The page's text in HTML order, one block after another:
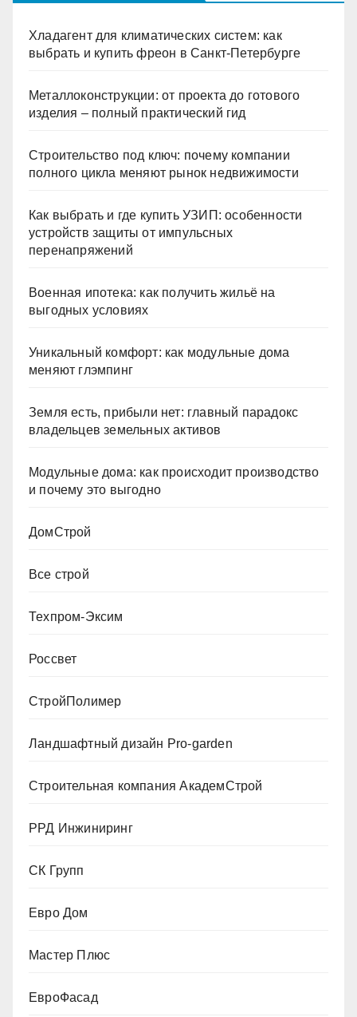
Хладагент для климатических систем: как
выбрать и купить фреон в Санкт-Петербурге
Металлоконструкции: от проекта до готового
изделия – полный практический гид
Строительство под ключ: почему компании
полного цикла меняют рынок недвижимости
Как выбрать и где купить УЗИП: особенности
устройств защиты от импульсных
перенапряжений
Военная ипотека: как получить жильё на
выгодных условиях
Уникальный комфорт: как модульные дома
меняют глэмпинг
Земля есть, прибыли нет: главный парадокс
владельцев земельных активов
Модульные дома: как происходит производство
и почему это выгодно
ДомСтрой
Все строй
Техпром-Эксим
Россвет
СтройПолимер
Ландшафтный дизайн Pro-garden
Строительная компания АкадемСтрой
РРД Инжиниринг
СК Групп
Евро Дом
Мастер Плюс
ЕвроФасад